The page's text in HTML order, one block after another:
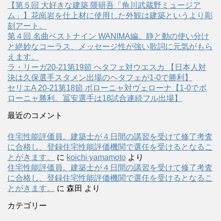
【第５回 大好きな建築 隈研吾「角川武蔵野ミュージア
ム」】花崗岩を仕上材に使用した外観は建築というより彫
刻アート。
第４回 名曲ベストナイン WANIMA編。静と動の使い分け
と絶妙なコーラス、メッセージ性が強い歌詞に元気がもら
えます。
ラ・リーガ20-21第19節 ヘタフェ対ウエスカ 【日本人対
決は久保選手スタメン出場のヘタフェが1-0で勝利】
セリエA 20-21第18節 ボローニャ対ヴェローナ【1-0でボ
ローニャ勝利。冨安選手は18試合連続フル出場】
最近のコメント
住宅性能評価員。建築士が４日間の講習を受けて修了考査
に合格し、登録住宅性能評価機関で選任を受けるとなるこ
とがきます。
に koichi yamamoto より
住宅性能評価員。建築士が４日間の講習を受けて修了考査
に合格し、登録住宅性能評価機関で選任を受けるとなるこ
とがきます。
に 森田 より
カテゴリー